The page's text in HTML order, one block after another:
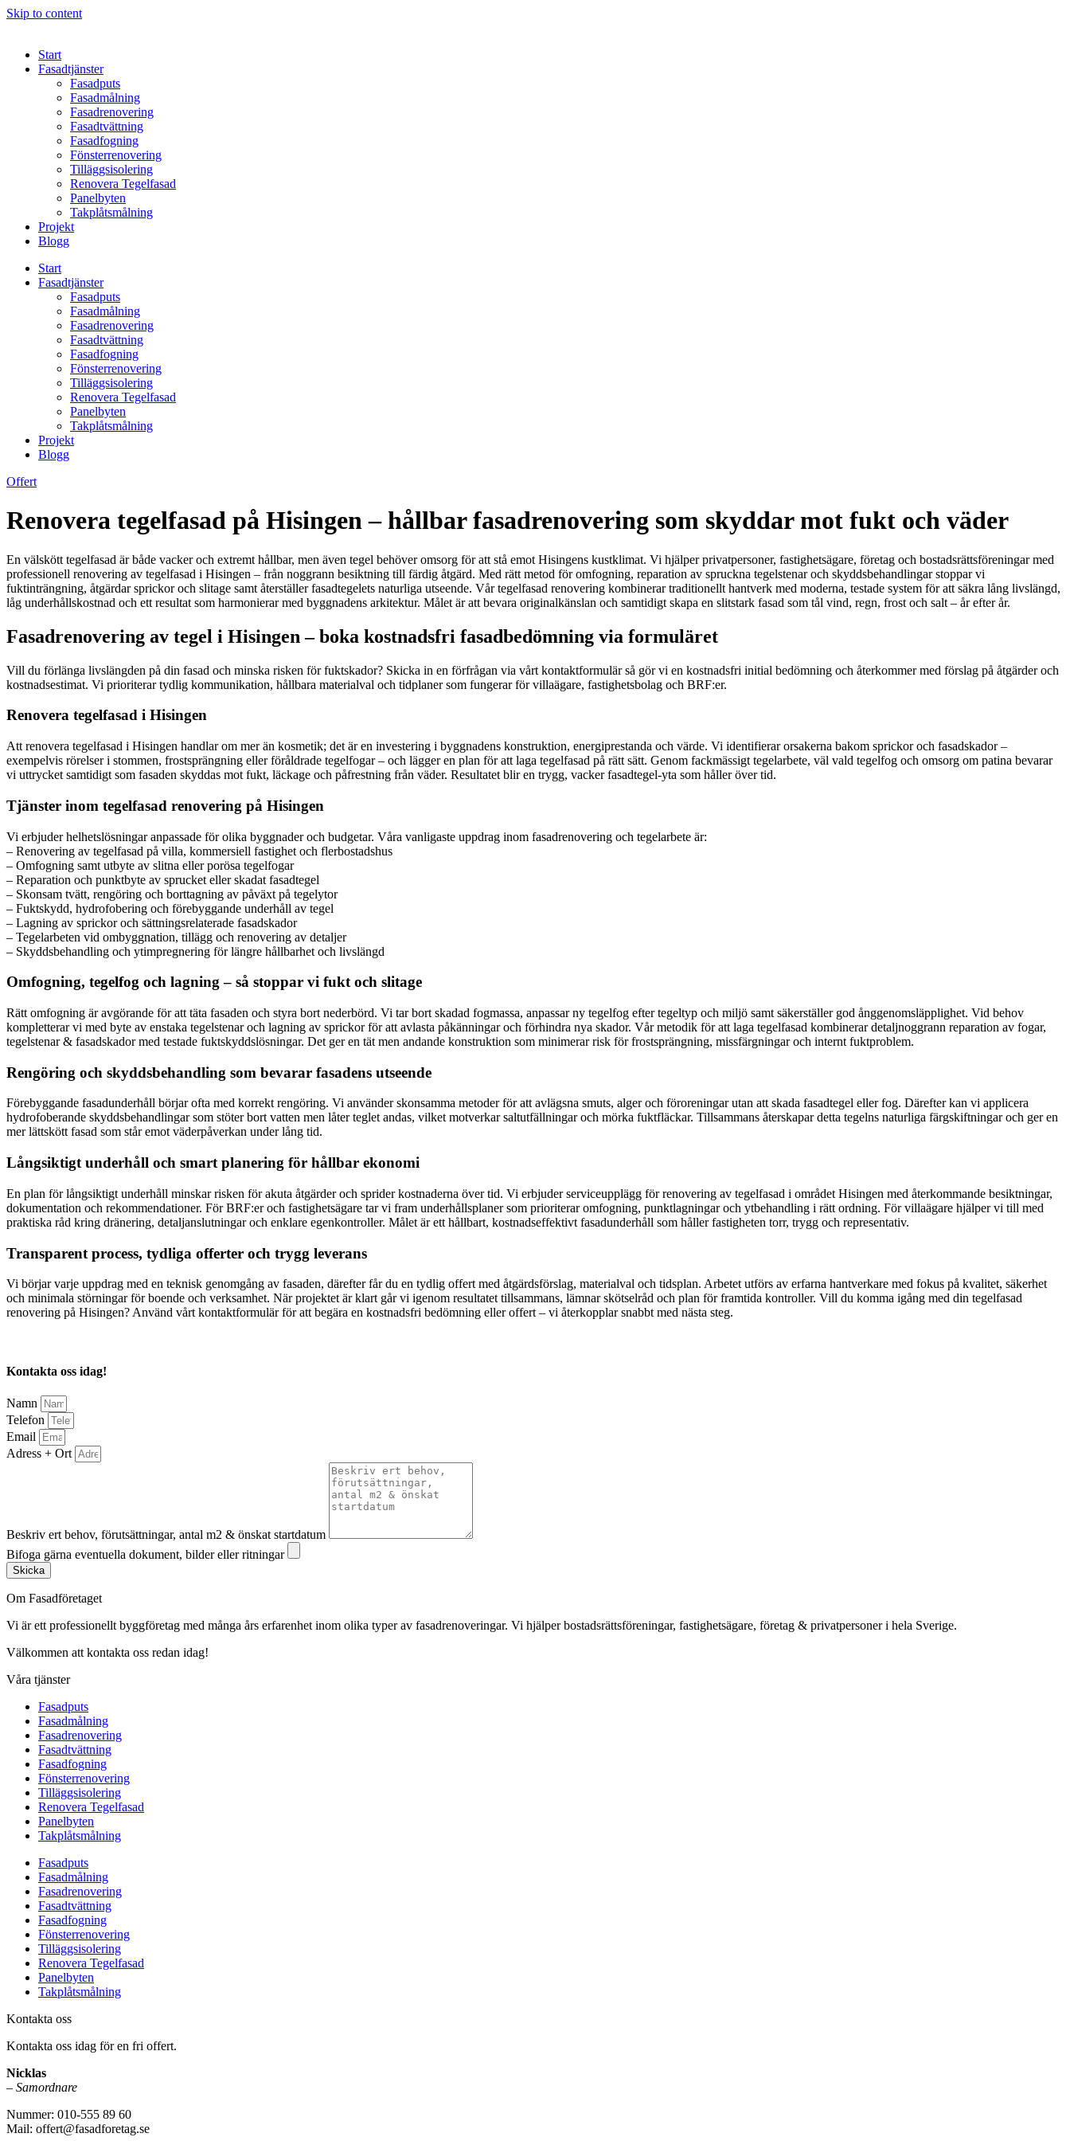
Skip to content
Start
Fasadtjänster
Fasadputs
Fasadmålning
Fasadrenovering
Fasadtvättning
Fasadfogning
Fönsterrenovering
Tilläggsisolering
Renovera Tegelfasad
Panelbyten
Takplåtsmålning
Projekt
Blogg
Start
Fasadtjänster
Fasadputs
Fasadmålning
Fasadrenovering
Fasadtvättning
Fasadfogning
Fönsterrenovering
Tilläggsisolering
Renovera Tegelfasad
Panelbyten
Takplåtsmålning
Projekt
Blogg
Offert
Renovera tegelfasad på Hisingen – hållbar fasadrenovering som skyddar mot fukt och väder
En välskött tegelfasad är både vacker och extremt hållbar, men även tegel behöver omsorg för att stå emot Hisingens kustklimat. Vi hjälper privatpersoner, fastighetsägare, företag och bostadsrättsföreningar med
professionell renovering av tegelfasad i Hisingen – från noggrann besiktning till färdig åtgärd. Med rätt metod för omfogning, reparation av spruckna tegelstenar och skyddsbehandlingar stoppar vi
fuktinträngning, åtgärdar sprickor och slitage samt återställer fasadtegelets naturliga utseende. Vår tegelfasad renovering kombinerar traditionellt hantverk med moderna, testade system för att säkra lång livslängd,
låg underhållskostnad och ett resultat som harmonierar med byggnadens arkitektur. Målet är att bevara originalkänslan och samtidigt skapa en slitstark fasad som tål vind, regn, frost och salt – år efter år.
Fasadrenovering av tegel i Hisingen – boka kostnadsfri fasadbedömning via formuläret
Vill du förlänga livslängden på din fasad och minska risken för fuktskador? Skicka in en förfrågan via vårt kontaktformulär så gör vi en kostnadsfri initial bedömning och återkommer med förslag på åtgärder och
kostnadsestimat. Vi prioriterar tydlig kommunikation, hållbara materialval och tidplaner som fungerar för villaägare, fastighetsbolag och BRF:er.
Renovera tegelfasad i Hisingen
Att renovera tegelfasad i Hisingen handlar om mer än kosmetik; det är en investering i byggnadens konstruktion, energiprestanda och värde. Vi identifierar orsakerna bakom sprickor och fasadskador –
exempelvis rörelser i stommen, frostsprängning eller föråldrade tegelfogar – och lägger en plan för att laga tegelfasad på rätt sätt. Genom fackmässigt tegelarbete, väl vald tegelfog och omsorg om patina bevarar
vi uttrycket samtidigt som fasaden skyddas mot fukt, läckage och påfrestning från väder. Resultatet blir en trygg, vacker fasadtegel-yta som håller över tid.
Tjänster inom tegelfasad renovering på Hisingen
Vi erbjuder helhetslösningar anpassade för olika byggnader och budgetar. Våra vanligaste uppdrag inom fasadrenovering och tegelarbete är:
– Renovering av tegelfasad på villa, kommersiell fastighet och flerbostadshus
– Omfogning samt utbyte av slitna eller porösa tegelfogar
– Reparation och punktbyte av sprucket eller skadat fasadtegel
– Skonsam tvätt, rengöring och borttagning av påväxt på tegelytor
– Fuktskydd, hydrofobering och förebyggande underhåll av tegel
– Lagning av sprickor och sättningsrelaterade fasadskador
– Tegelarbeten vid ombyggnation, tillägg och renovering av detaljer
– Skyddsbehandling och ytimpregnering för längre hållbarhet och livslängd
Omfogning, tegelfog och lagning – så stoppar vi fukt och slitage
Rätt omfogning är avgörande för att täta fasaden och styra bort nederbörd. Vi tar bort skadad fogmassa, anpassar ny tegelfog efter tegeltyp och miljö samt säkerställer god ånggenomsläpplighet. Vid behov
kompletterar vi med byte av enstaka tegelstenar och lagning av sprickor för att avlasta påkänningar och förhindra nya skador. Vår metodik för att laga tegelfasad kombinerar detaljnoggrann reparation av fogar,
tegelstenar & fasadskador med testade fuktskyddslösningar. Det ger en tät men andande konstruktion som minimerar risk för frostsprängning, missfärgningar och internt fuktproblem.
Rengöring och skyddsbehandling som bevarar fasadens utseende
Förebyggande fasadunderhåll börjar ofta med korrekt rengöring. Vi använder skonsamma metoder för att avlägsna smuts, alger och föroreningar utan att skada fasadtegel eller fog. Därefter kan vi applicera
hydrofoberande skyddsbehandlingar som stöter bort vatten men låter teglet andas, vilket motverkar saltutfällningar och mörka fuktfläckar. Tillsammans återskapar detta tegelns naturliga färgskiftningar och ger en
mer lättskött fasad som står emot väderpåverkan under lång tid.
Långsiktigt underhåll och smart planering för hållbar ekonomi
En plan för långsiktigt underhåll minskar risken för akuta åtgärder och sprider kostnaderna över tid. Vi erbjuder serviceupplägg för renovering av tegelfasad i området Hisingen med återkommande besiktningar,
dokumentation och rekommendationer. För BRF:er och fastighetsägare tar vi fram underhållsplaner som prioriterar omfogning, punktlagningar och ytbehandling i rätt ordning. För villaägare hjälper vi till med
praktiska råd kring dränering, detaljanslutningar och enklare egenkontroller. Målet är ett hållbart, kostnadseffektivt fasadunderhåll som håller fastigheten torr, trygg och representativ.
Transparent process, tydliga offerter och trygg leverans
Vi börjar varje uppdrag med en teknisk genomgång av fasaden, därefter får du en tydlig offert med åtgärdsförslag, materialval och tidsplan. Arbetet utförs av erfarna hantverkare med fokus på kvalitet, säkerhet
och minimala störningar för boende och verksamhet. När projektet är klart går vi igenom resultatet tillsammans, lämnar skötselråd och plan för framtida kontroller. Vill du komma igång med din tegelfasad
renovering på Hisingen? Använd vårt kontaktformulär för att begära en kostnadsfri bedömning eller offert – vi återkopplar snabbt med nästa steg.
Kontakta oss idag!
Namn
Telefon
Email
Adress + Ort
Beskriv ert behov, förutsättningar, antal m2 & önskat startdatum
Bifoga gärna eventuella dokument, bilder eller ritningar
Skicka
Om Fasadföretaget
Vi är ett professionellt byggföretag med många års erfarenhet inom olika typer av fasadrenoveringar. Vi hjälper bostadsrättsföreningar, fastighetsägare, företag & privatpersoner i hela Sverige.
Välkommen att kontakta oss redan idag!
Våra tjänster
Fasadputs
Fasadmålning
Fasadrenovering
Fasadtvättning
Fasadfogning
Fönsterrenovering
Tilläggsisolering
Renovera Tegelfasad
Panelbyten
Takplåtsmålning
Fasadputs
Fasadmålning
Fasadrenovering
Fasadtvättning
Fasadfogning
Fönsterrenovering
Tilläggsisolering
Renovera Tegelfasad
Panelbyten
Takplåtsmålning
Kontakta oss
Kontakta oss idag för en fri offert.
Nicklas
– Samordnare
Nummer: 010-555 89 60
Mail: offert@fasadforetag.se